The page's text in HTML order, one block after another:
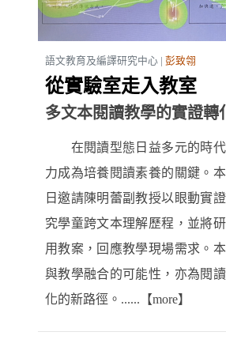
語文教育及編譯研究中心 | 彭致翎
從實驗室走入教室
多文本閱讀教學的實證轉
在閱讀型態日益多元的時代
力成為培養閱讀素養的關鍵。
日邀請陳明蕾副教授以眼動實
究學童跨文本理解歷程，並將
用教案，回應教學現場需求。
與教學融合的可能性，亦為閱
化的新路徑。......【more】